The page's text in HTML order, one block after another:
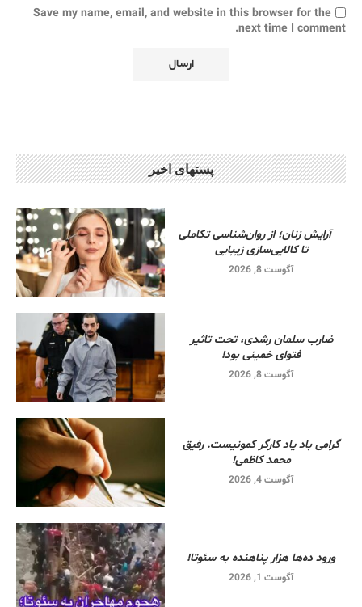
Save my name, email, and website in this browser for the
next time I comment.
پستهای اخیر
آرایش زنان؛ از روان‌شناسی تکاملی
تا کالایی‌سازی زیبایی
آگوست 8, 2026
ضارب سلمان رشدی، تحت تاثیر
فتوای خمینی بود!
آگوست 8, 2026
گرامی باد یاد کارگر کمونیست. رفیق
محمد کاظمی!
آگوست 4, 2026
ورود ده‌ها هزار پناهنده به سئوتا!
آگوست 1, 2026